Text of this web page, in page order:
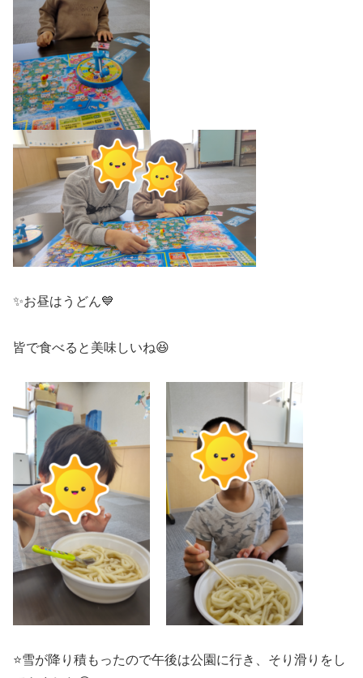
✨お昼はうどん💙
皆で食べると美味しいね😆
⭐雪が降り積もったので午後は公園に行き、そり滑りをし